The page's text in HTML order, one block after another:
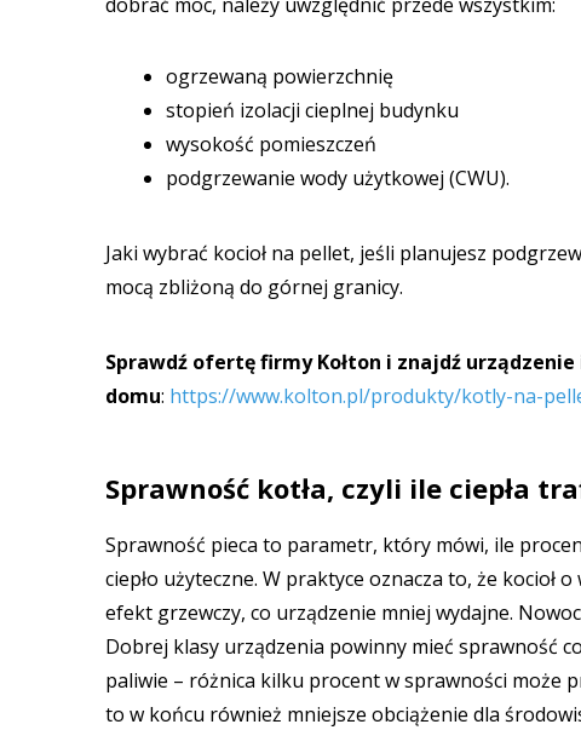
ogrzewaną powierzchnię
stopień izolacji cieplnej budynku
wysokość pomieszczeń
podgrzewanie wody użytkowej (CWU).
Jaki wybrać kocioł na pellet, jeśli planujesz
mocą zbliżoną do górnej granicy.
Sprawdź ofertę firmy Kołton i znajdź
domu: https://www.kolton.pl/produkty/kotly-na-
Sprawność kotła, czyli ile ciepła
Sprawność pieca to parametr, który mówi, ile
ciepło użyteczne. W praktyce oznacza to, że kocioł
efekt grzewczy, co urządzenie mniej wydajne.
Dobrej klasy urządzenia powinny mieć sprawność
paliwie – różnica kilku procent w sprawności może
to w końcu również mniejsze obciążenie dla